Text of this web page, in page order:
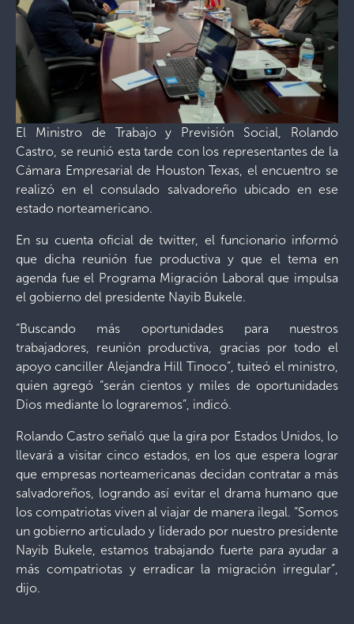
El Ministro de Trabajo y Previsión Social, Rolando
Castro, se reunió esta tarde con los representantes de la
Cámara Empresarial de Houston Texas, el encuentro se
realizó en el consulado salvadoreño ubicado en ese
estado norteamericano.
En su cuenta oficial de twitter, el funcionario informó
que dicha reunión fue productiva y que el tema en
agenda fue el Programa Migración Laboral que impulsa
el gobierno del presidente Nayib Bukele.
“Buscando más oportunidades para nuestros
trabajadores, reunión productiva, gracias por todo el
apoyo canciller Alejandra Hill Tinoco”, tuiteó el ministro,
quien agregó “serán cientos y miles de oportunidades
Dios mediante lo lograremos”, indicó.
Rolando Castro señaló que la gira por Estados Unidos, lo
llevará a visitar cinco estados, en los que espera lograr
que empresas norteamericanas decidan contratar a más
salvadoreños, logrando así evitar el drama humano que
los compatriotas viven al viajar de manera ilegal. “Somos
un gobierno articulado y liderado por nuestro presidente
Nayib Bukele, estamos trabajando fuerte para ayudar a
más compatriotas y erradicar la migración irregular”,
dijo.